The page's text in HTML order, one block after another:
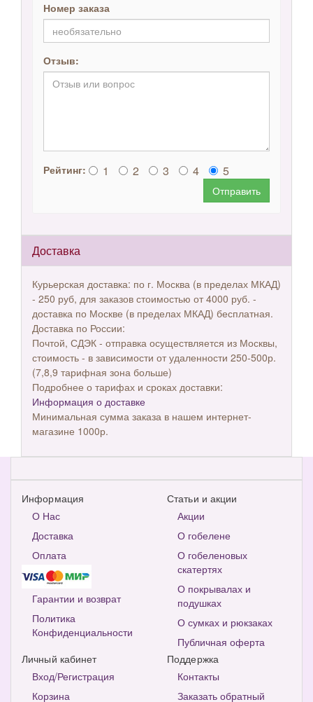
Номер заказа
Отзыв:
Рейтинг: 1 2 3 4 5
Отправить
Доставка
Курьерская доставка: по г. Москва (в пределах МКАД)
- 250 руб, для заказов стоимостью от 4000 руб. -
доставка по Москве (в пределах МКАД) бесплатная.
Доставка по России:
Почтой, СДЭК - отправка осуществляется из Москвы,
стоимость - в зависимости от удаленности 250-500р.
(7,8,9 тарифная зона больше)
Подробнее о тарифах и сроках доставки:
Информация о доставке
Минимальная сумма заказа в нашем интернет-
магазине 1000р.
Информация
О Нас
Доставка
Оплата
Гарантии и возврат
Политика
Конфиденциальности
Статьи и акции
Акции
О гобелене
О гобеленовых
скатертях
О покрывалах и
подушках
О сумках и рюкзаках
Публичная оферта
Личный кабинет
Вход/Регистрация
Корзина
Поддержка
Контакты
Заказать обратный